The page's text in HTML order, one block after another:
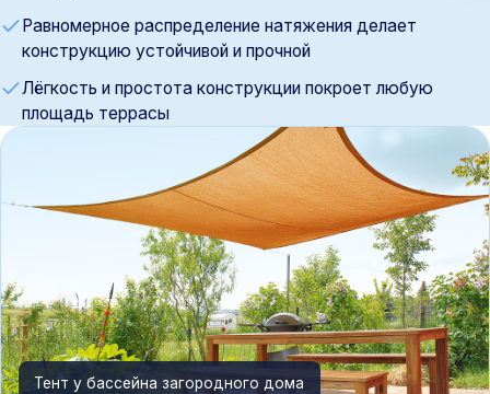
Равномерное распределение натяжения делает
конструкцию устойчивой и прочной
Лёгкость и простота конструкции покроет любую
площадь террасы
Тент у бассейна загородного дома